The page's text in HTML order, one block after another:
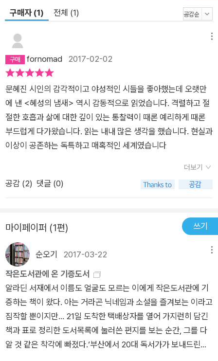
속의 작은 천체, 코스모스의 화석이다.
구매자 (1) 전체 (1)
fornomad 2017-02-02
문혜진 시인의 감각적이고 야성적인 시들을 좋아했는데 오랫만
에 낸 <혜성의 냄새> 역시 감동적으로 읽었습니다. 격렬하고 절
절한 호흡과 삶에 대한 깊이 있는 통찰력이 때론 예리하게 때론
부드럽게 다가왔습니다. 읽는 내내 많은 생각을 했습니다. 현실과
이상이 공존하는 독특하고 매혹적인 세계였습니다
더보기
공감 (2) 댓글 (0)
마이페이퍼 (1편) 쓰기
순오기 2017-03-22
작은도서관에 온 기증도서
알라딘 서재에서 이름도 얼굴도 모르는 이에게 작은도서관에 기
증하는 책이 왔다. 아는 거라곤 닉네임과 소설을 즐겨보는 이라고
짐작할 뿐이지만... 21일 도착한 택배상자를 열어 가지런히 담긴
책과 표로 정리한 도서목록에 눌러쓴 편지를 보는 순간, 그를 다
알 것 같은 착각에 빠졌다.‘부산에서 20대 독서가가 보내드린